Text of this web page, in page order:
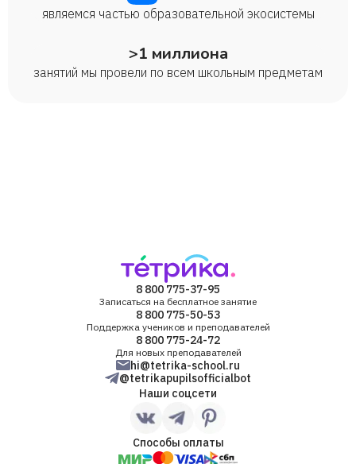
являемся частью образовательной экосистемы
>1 миллиона
занятий мы провели по всем школьным предметам
8 800 775-37-95
Записаться на бесплатное занятие
8 800 775-50-53
Поддержка учеников и преподавателей
8 800 775-24-72
Для новых преподавателей
hi@tetrika-school.ru
@tetrikapupilsofficialbot
Наши соцсети
Способы оплаты